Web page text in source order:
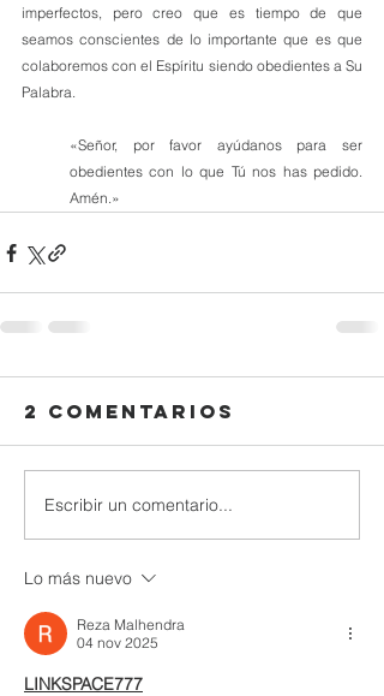
imperfectos, pero creo que es tiempo de que
seamos conscientes de lo importante que es que
colaboremos con el Espíritu siendo obedientes a Su
Palabra.
«Señor, por favor ayúdanos para ser
obedientes con lo que Tú nos has pedido.
Amén.»
2 comentarios
Escribir un comentario...
Lo más nuevo
Reza Malhendra
04 nov 2025
LINKSPACE777